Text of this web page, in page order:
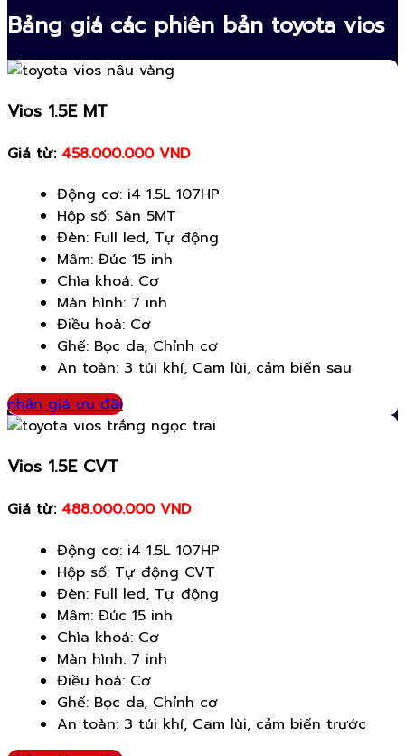
Bảng giá các phiên bản toyota vios
Vios 1.5E MT
Giá từ: 458.000.000 VND
Động cơ: i4 1.5L 107HP
Hộp số: Sàn 5MT
Đèn: Full led, Tự động
Mâm: Đúc 15 inh
Chìa khoá: Cơ
Màn hình: 7 inh
Điều hoà: Cơ
Ghế: Bọc da, Chỉnh cơ
An toàn: 3 túi khí, Cam lùi, cảm biến sau
nhận giá ưu đãi
Vios 1.5E CVT
Giá từ: 488.000.000 VND
Động cơ: i4 1.5L 107HP
Hộp số: Tự động CVT
Đèn: Full led, Tự động
Mâm: Đúc 15 inh
Chìa khoá: Cơ
Màn hình: 7 inh
Điều hoà: Cơ
Ghế: Bọc da, Chỉnh cơ
An toàn: 3 túi khí, Cam lùi, cảm biến trước